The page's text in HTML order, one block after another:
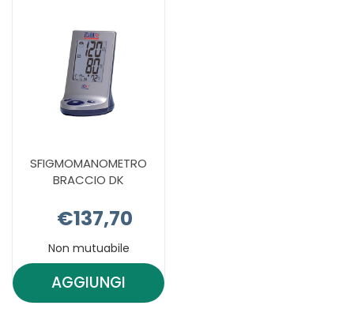
SFIGMOMANOMETRO
BRACCIO DK
€137,70
Non mutuabile
AGGIUNGIAGGIUNGI SFIGMOMANOMETRO